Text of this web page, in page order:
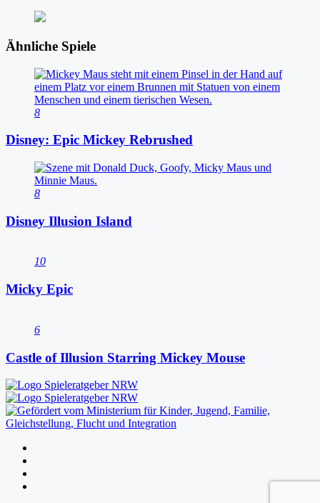
Ähnliche Spiele
8
Disney: Epic Mickey Rebrushed
8
Disney Illusion Island
10
Micky Epic
6
Castle of Illusion Starring Mickey Mouse